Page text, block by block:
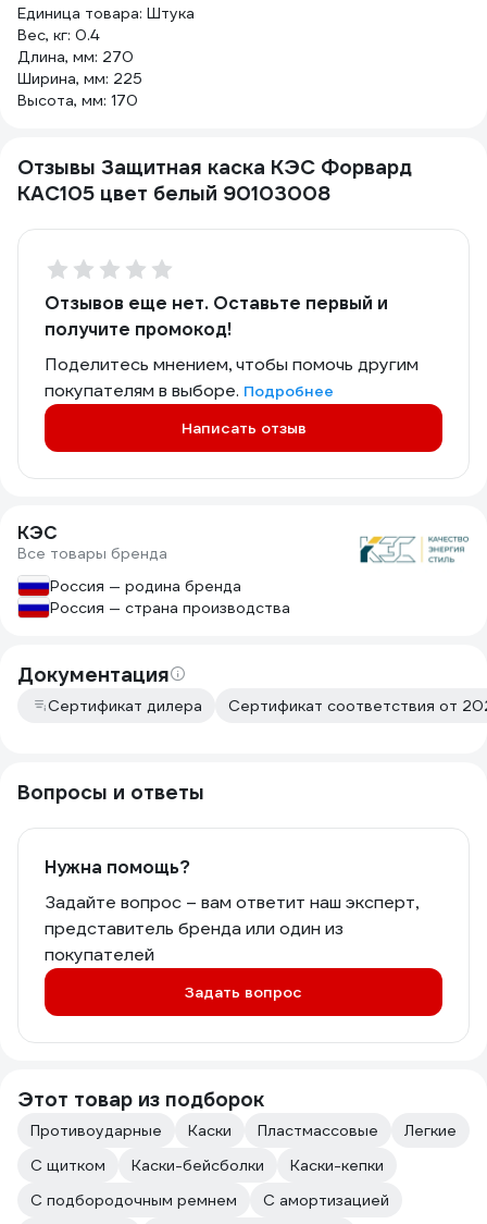
Единица товара: Штука
Вес, кг: 0.4
Длина, мм: 270
Ширина, мм: 225
Высота, мм: 170
Отзывы Защитная каска КЭС Форвард
КАС105 цвет белый 90103008
Отзывов еще нет. Оставьте первый и
получите промокод!
Поделитесь мнением, чтобы помочь другим
покупателям в выборе. Подробнее
Написать отзыв
КЭС
Все товары бренда
Россия — родина бренда
Россия — страна производства
Документация
Сертификат дилера Сертификат соответствия от
Вопросы и ответы
Нужна помощь?
Задайте вопрос – вам ответит наш эксперт,
представитель бренда или один из
покупателей
Задать вопрос
Этот товар из подборок
Противоударные Каски Пластмассовые
Легкие
С щитком
Каски-бейсболки
Каски-кепки
С подбородочным ремнем
С амортизацией